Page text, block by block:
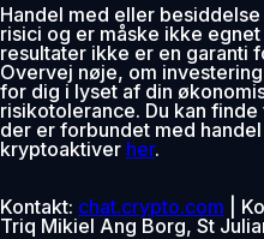
Handel med eller
risici og er måske ikke
resultater ikke er en garanti
Overvej nøje, om
for dig i lyset af din
risikotolerance. Du kan
der er forbundet med
kryptoaktiver her.
Kontakt: chat.crypto.com |
Triq Mikiel Ang Borg, St